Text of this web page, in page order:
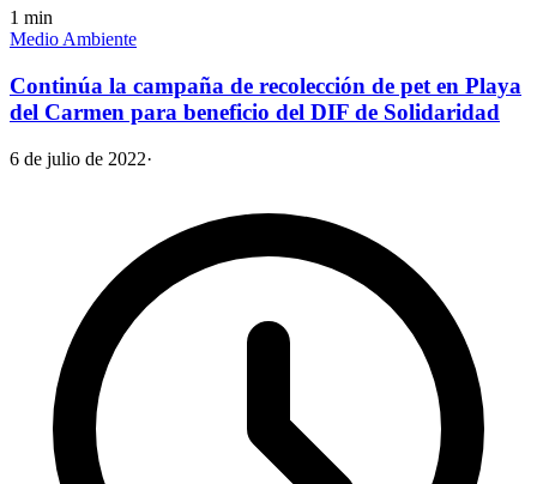
1 min
Medio Ambiente
Continúa la campaña de recolección de pet en Playa
del Carmen para beneficio del DIF de Solidaridad
6 de julio de 2022·